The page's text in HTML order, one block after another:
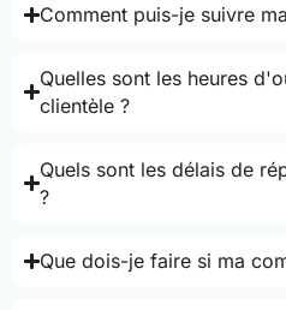
Comment puis-je suivre
Quelles sont les heures
clientèle ?
Quels sont les délais de
?
Que dois-je faire si ma